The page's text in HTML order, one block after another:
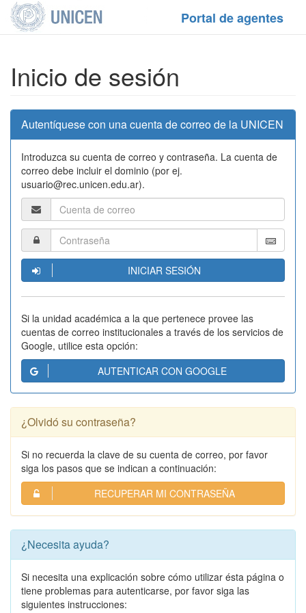
Portal de agentes
Inicio de sesión
Autentíquese con una cuenta de correo de la UNICEN
Introduzca su cuenta de correo y contraseña. La cuenta de
correo debe incluir el dominio (por ej.
usuario@rec.unicen.edu.ar).
INICIAR SESIÓN
Si la unidad académica a la que pertenece provee las
cuentas de correo institucionales a través de los servicios de
Google, utilice esta opción:
AUTENTICAR CON GOOGLE
¿Olvidó su contraseña?
Si no recuerda la clave de su cuenta de correo, por favor
siga los pasos que se indican a continuación:
RECUPERAR MI CONTRASEÑA
¿Necesita ayuda?
Si necesita una explicación sobre cómo utilizar ésta página o
tiene problemas para autenticarse, por favor siga las
siguientes instrucciones: